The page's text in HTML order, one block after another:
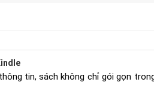
tin, sách không chỉ gói gọn